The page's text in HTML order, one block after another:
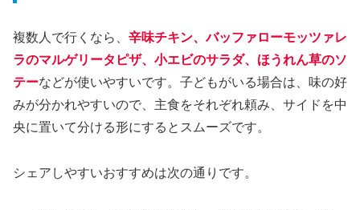
複数人で行くなら、 辛味チキン、バッファローモッツァレ
ラのマルゲリータピザ、小エビのサラダ、ほうれん草のソ
テーなどが使いやすいです。子どもがいる場合は、味の好
みが分かれやすいので、主食をそれぞれ頼み、サイドを中
央に置いて分ける形にするとスムーズです。
シェアしやすいおすすめは次の通りです。